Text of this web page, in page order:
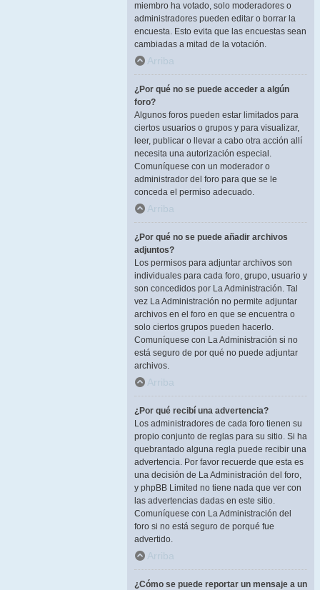
miembro ha votado, solo moderadores o
administradores pueden editar o borrar la
encuesta. Esto evita que las encuestas sean
cambiadas a mitad de la votación.
Arriba
¿Por qué no se puede acceder a algún
foro?
Algunos foros pueden estar limitados para
ciertos usuarios o grupos y para visualizar,
leer, publicar o llevar a cabo otra acción allí
necesita una autorización especial.
Comuníquese con un moderador o
administrador del foro para que se le
conceda el permiso adecuado.
Arriba
¿Por qué no se puede añadir archivos
adjuntos?
Los permisos para adjuntar archivos son
individuales para cada foro, grupo, usuario y
son concedidos por La Administración. Tal
vez La Administración no permite adjuntar
archivos en el foro en que se encuentra o
solo ciertos grupos pueden hacerlo.
Comuníquese con La Administración si no
está seguro de por qué no puede adjuntar
archivos.
Arriba
¿Por qué recibí una advertencia?
Los administradores de cada foro tienen su
propio conjunto de reglas para su sitio. Si ha
quebrantado alguna regla puede recibir una
advertencia. Por favor recuerde que esta es
una decisión de La Administración del foro,
y phpBB Limited no tiene nada que ver con
las advertencias dadas en este sitio.
Comuníquese con La Administración del
foro si no está seguro de porqué fue
advertido.
Arriba
¿Cómo se puede reportar un mensaje a un